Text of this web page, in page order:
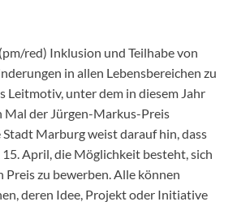
red) Inklusion und Teilhabe von
in allen Lebensbereichen zu
Leitmotiv, unter dem in diesem Jahr
Mal der Jürgen-Markus-Preis
Marburg weist darauf hin, dass
April, die Möglichkeit besteht, sich
Preis zu bewerben. Alle können
deren Idee, Projekt oder Initiative